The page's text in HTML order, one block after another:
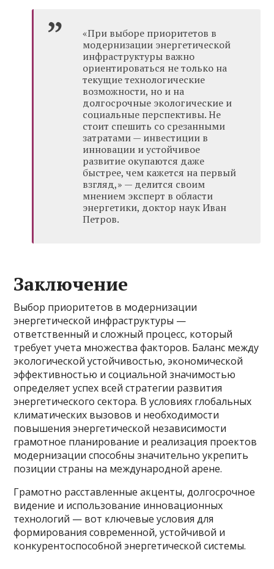
«При выборе приоритетов в
модернизации энергетической
инфраструктуры важно
ориентироваться не только на
текущие технологические
возможности, но и на
долгосрочные экологические и
социальные перспективы. Не
стоит спешить со срезанными
затратами — инвестиции в
инновации и устойчивое
развитие окупаются даже
быстрее, чем кажется на первый
взгляд,» — делится своим
мнением эксперт в области
энергетики, доктор наук Иван
Петров.
Заключение
Выбор приоритетов в модернизации
энергетической инфраструктуры —
ответственный и сложный процесс, который
требует учета множества факторов. Баланс между
экологической устойчивостью, экономической
эффективностью и социальной значимостью
определяет успех всей стратегии развития
энергетического сектора. В условиях глобальных
климатических вызовов и необходимости
повышения энергетической независимости
грамотное планирование и реализация проектов
модернизации способны значительно укрепить
позиции страны на международной арене.
Грамотно расставленные акценты, долгосрочное
видение и использование инновационных
технологий — вот ключевые условия для
формирования современной, устойчивой и
конкурентоспособной энергетической системы.